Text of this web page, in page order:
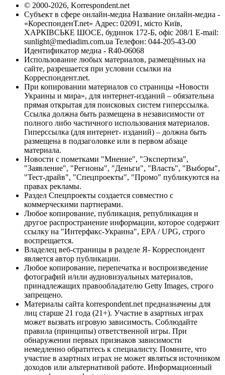
© 2000-2026, Korrespondent.net
Субъект в сфере онлайн-медиа Название онлайн-медиа -
«КореспонденТ.net» Адрес: 02091, місто Київ,
ХАРКІВСЬКЕ ШОСЕ, будинок 172-Б, офіс 208/1 E-mail:
sunlight@mediadim.com.ua Телефон: 044-205-43-00
Идентификатор медиа - R40-06068
Использование любых материалов, размещённых на
сайте, разрешается при условии ссылки на
Корреспондент.net.
При копировании материалов со страницы «Новости
Украины и мира», для интернет-изданий – обязательна
прямая открытая для поисковых систем гиперссылка.
Ссылка должна быть размещена в независимости от
полного либо частичного использования материалов.
Гиперссылка (для интернет- изданий) – должна быть
размещена в подзаголовке или в первом абзаце
материала.
Новости с пометками "Мнение", "Экспертиза",
"Заявление", "Регионы", "Деньги", "Власть", "Выборы",
"Тест-драйв", "Спецпроекты", "Промо" публикуются на
правах рекламы.
Раздел Спецпроекты создается совместно с
коммерческими партнерами.
Любое копирование, публикация, републикация и
другое распространение информации, которое содержит
ссылку на "Интерфакс-Украина", EPA / UPG, строго
воспрещается.
Владелец веб-страницы в разделе Я- Корреспондент
является автор публикации.
Любое копирование, перепечатка и воспроизведение
фотографий и/или аудиовизуальных материалов,
принадлежащих правообладателю Getty Images, строго
запрещено.
Материалы сайта korrespondent.net предназначены для
лиц старше 21 года (21+). Участие в азартных играх
может вызвать игровую зависимость. Соблюдайте
правила (принципы) ответственной игры. При
обнаружении первых признаков зависимости
немедленно обратитесь к специалисту. Помните, что
участие в азартных играх не может являться источником
доходов или альтернативой работе. Информационный